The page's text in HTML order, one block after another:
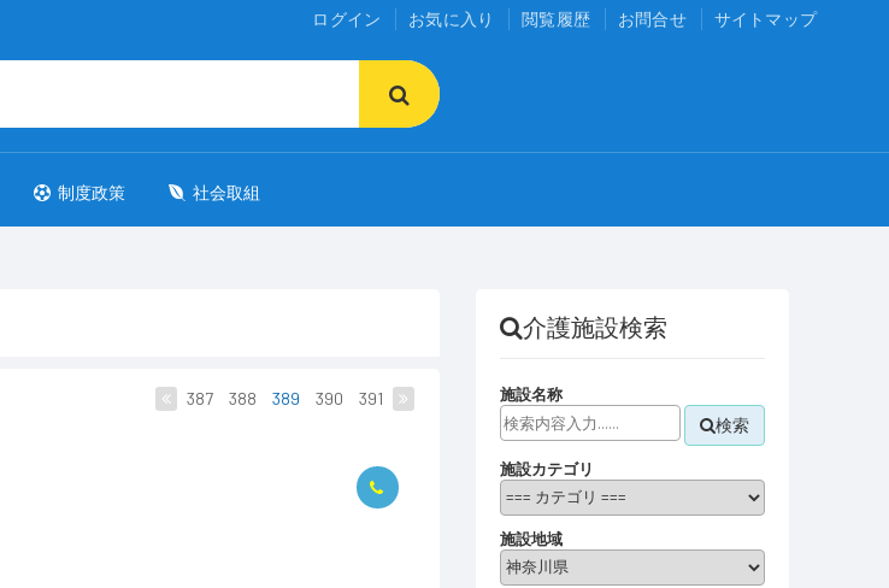
ログイン お気に入り 閲覧履歴 お問合せ サイトマップ
制度政策 社会取組
387 388 389 390 391
介護施設検索
施設名称
検索
施設カテゴリ
施設地域